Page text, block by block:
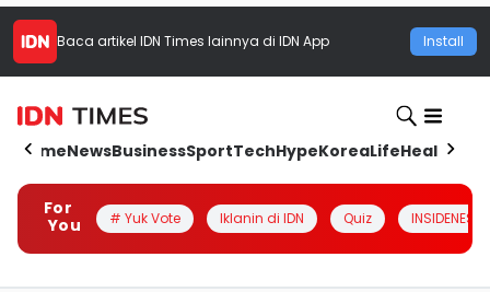
Baca artikel IDN Times lainnya di IDN App Install
HomeNewsBusinessSportTechHypeKoreaLifeHealth
For
You
# Yuk Vote Iklanin di IDN Quiz INSIDENESIA